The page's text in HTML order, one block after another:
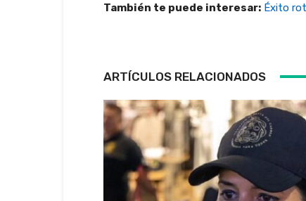
También te puede interesar: Éxito
ARTÍCULOS RELACIONADOS